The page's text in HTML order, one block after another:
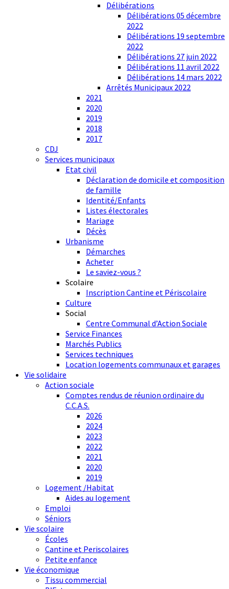
Délibérations
Délibérations 05 décembre
2022
Délibérations 19 septembre
2022
Délibérations 27 juin 2022
Délibérations 11 avril 2022
Délibérations 14 mars 2022
Arrêtés Municipaux 2022
2021
2020
2019
2018
2017
CDJ
Services municipaux
Etat civil
Déclaration de domicile et composition
de famille
Identité/Enfants
Listes électorales
Mariage
Décès
Urbanisme
Démarches
Acheter
Le saviez-vous ?
Scolaire
Inscription Cantine et Périscolaire
Culture
Social
Centre Communal d’Action Sociale
Service Finances
Marchés Publics
Services techniques
Location logements communaux et garages
Vie solidaire
Action sociale
Comptes rendus de réunion ordinaire du
C.C.A.S.
2026
2024
2023
2022
2021
2020
2019
Logement /Habitat
Aides au logement
Emploi
Séniors
Vie scolaire
Écoles
Cantine et Periscolaires
Petite enfance
Vie économique
Tissu commercial